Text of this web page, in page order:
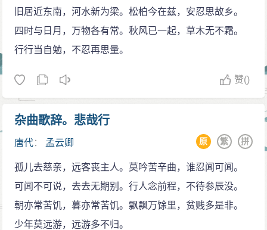
旧居近东南，河水新为梁。松柏今在兹，安忍思故乡。
四时与日月，万物各有常。秋风已一起，草木无不霜。
行行当自勉，不忍再思量。
赞()
杂曲歌辞。悲哉行
唐代： 孟云卿 拼
繁
原
孤儿去慈亲，远客丧主人。莫吟苦辛曲，谁忍闻可闻。
可闻不可说，去去无期别。行人念前程，不待参辰没。
朝亦常苦饥，暮亦常苦饥。飘飘万馀里，贫贱多是非。
少年莫远游，远游多不归。